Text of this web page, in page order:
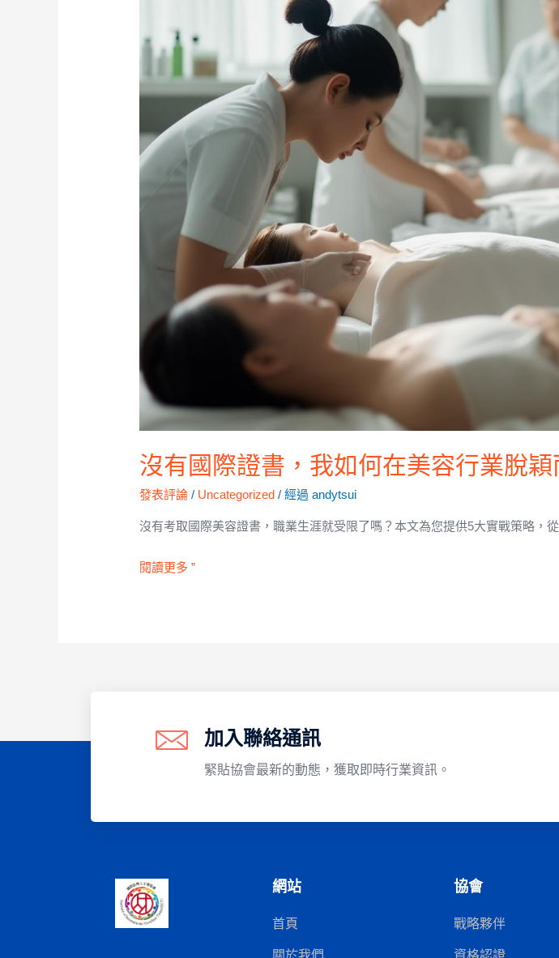
沒有國際證書，我如何在美容行業脫穎
發表評論 / Uncategorized / 經過andytsui
沒有考取國際美容證書，職業生涯就受限了嗎？本文為您提供5大實戰策略，
閱讀更多 ”
加入聯絡通訊
緊貼協會最新的動態，獲取即時行業資訊。
網站
首頁
關於我們
協會
戰略夥伴
資格認證